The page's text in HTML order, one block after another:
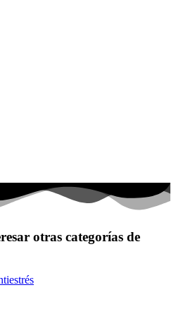
otras categorías de